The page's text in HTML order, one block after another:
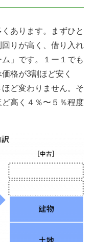
あります。まずひと
りが高く、借り入れ
」です。１ー１でも
価格が3割ほど安く
ど変わりません。そ
高く４％〜５％程度